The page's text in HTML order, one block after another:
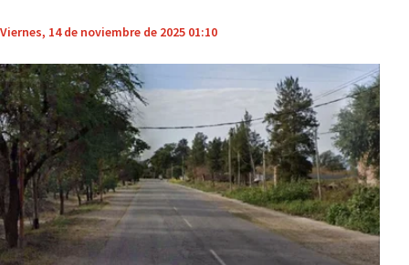
Viernes, 14 de noviembre de 2025 01:10